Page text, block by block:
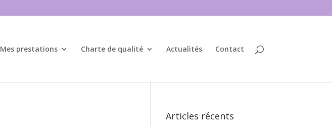
Mes prestations Charte de qualité Actualités Contact
Articles récents